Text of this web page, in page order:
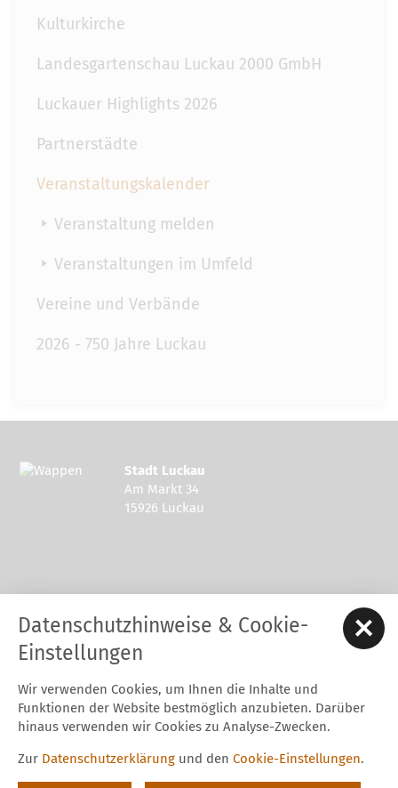
Kulturkirche
Landesgartenschau Luckau 2000 GmbH
Luckauer Highlights 2026
Partnerstädte
Veranstaltungskalender
Veranstaltung melden
Veranstaltungen im Umfeld
Vereine und Verbände
2026 - 750 Jahre Luckau
Stadt Luckau
Am Markt 34
15926 Luckau
Tel.: 03544 - 594 0
Fax: 03544 - 2948
E-Mail:stadt@luckau.de
Start Karriere Kontakt Datenschutz
Impressum
Barrierefreiheitserklärung
Intern
Datenschutzhinweise & Cookie-
Einstellungen
Wir verwenden Cookies, um Ihnen die Inhalte und
Funktionen der Website bestmöglich anzubieten. Darüber
hinaus verwenden wir Cookies zu Analyse-Zwecken.
Zur Datenschutzerklärung und den Cookie-Einstellungen.